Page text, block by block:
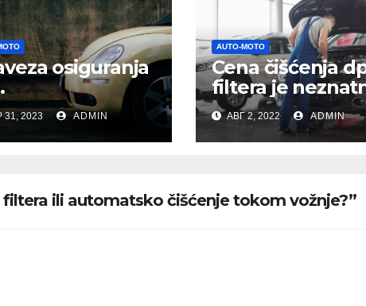
osiguranja
31, 2023 ADMIN
AUTO-MOTO
Cena čišćenja
filtera je
odnosu na
koje donosi,
pogledajte i
АВГ 2, 2022 ADMIN
ili automatsko čišćenje tokom vožnje?”